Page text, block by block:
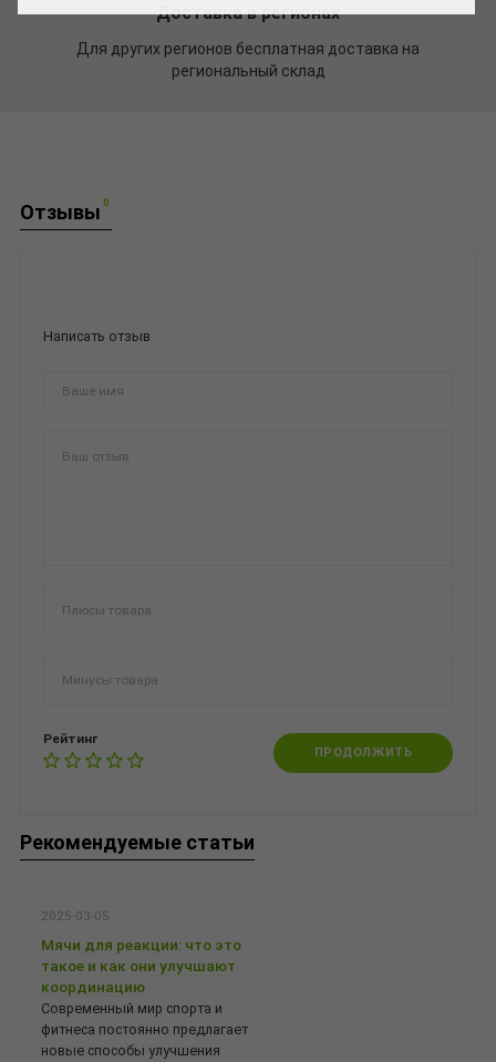
Доставка в регионах
Для других регионов бесплатная доставка на
региональный склад
Отзывы 0
Написать отзыв
Рейтинг
ПРОДОЛЖИТЬ
Рекомендуемые статьи
2025-03-05
Мячи для реакции: что это
такое и как они улучшают
координацию
Современный мир спорта и
фитнеса постоянно предлагает
новые способы улучшения